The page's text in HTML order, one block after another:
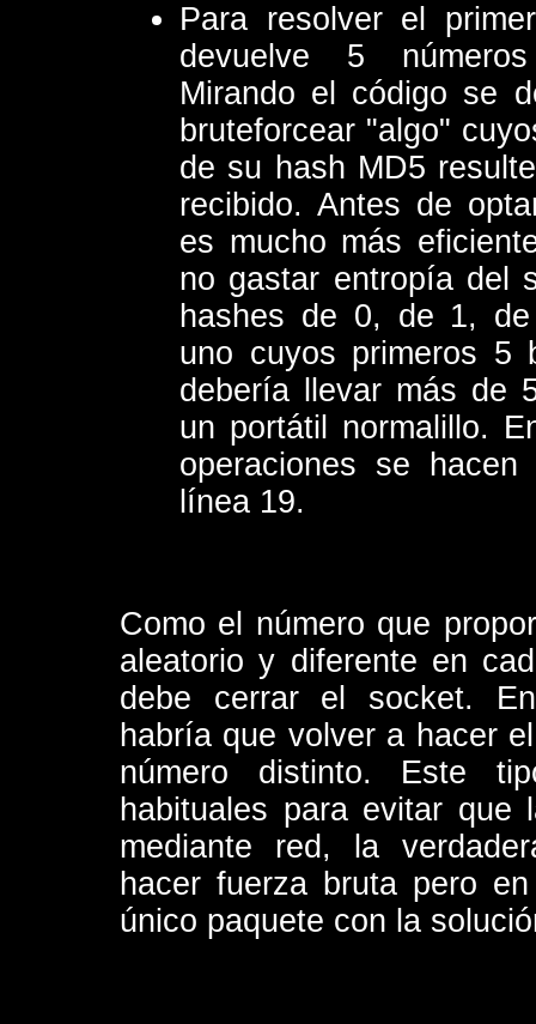
Para resolver el
devuelve 5
Mirando el código se
bruteforcear "algo"
de su hash MD5
recibido. Antes de
es mucho más
no gastar entropía del
hashes de 0, de 1,
uno cuyos primeros 5
debería llevar más de
un portátil normalillo.
operaciones se
línea 19.
Como el número que
aleatorio y diferente en
debe cerrar el socket.
habría que volver a hacer
número distinto. Este
habituales para evitar que
mediante red, la
hacer fuerza bruta pero
único paquete con la